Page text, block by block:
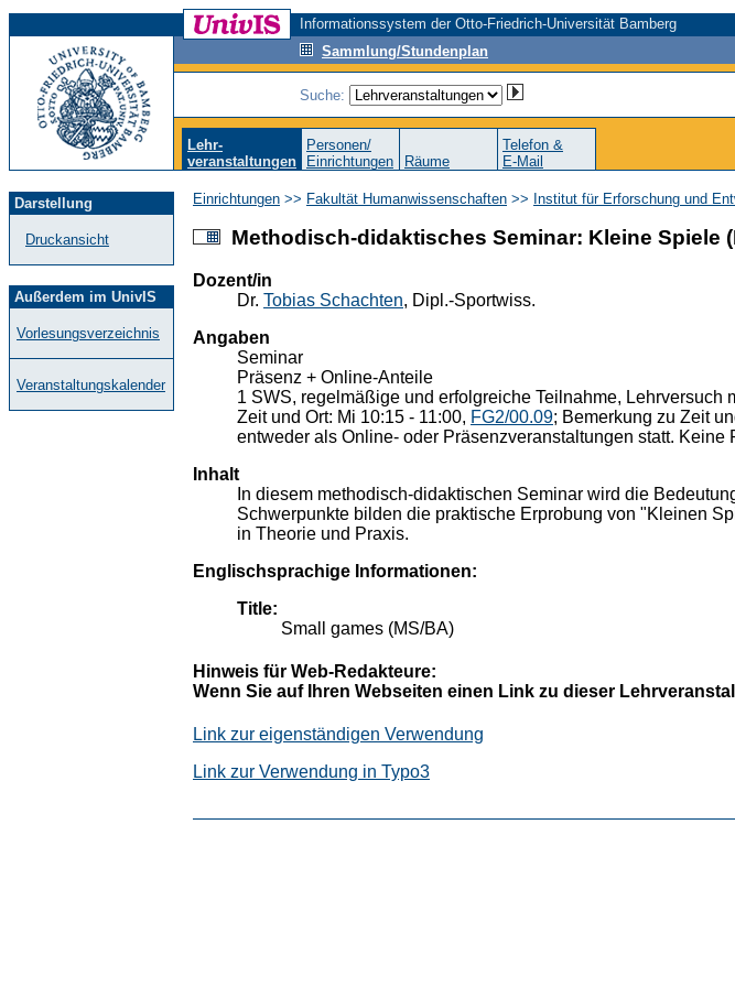
Informationssystem der Otto-Friedrich-Universität Bamberg
Sammlung/Stundenplan
Suche:
Lehr-
veranstaltungen
Personen/
Einrichtungen
Räume
Telefon &
E-Mail
Darstellung
Druckansicht
Außerdem im UnivIS
Vorlesungsverzeichnis
Veranstaltungskalender
Einrichtungen >> Fakultät Humanwissenschaften >> Institut für Erforschung und
Methodisch-didaktisches Seminar: Kleine Spiele
Dozent/in
Dr. Tobias Schachten, Dipl.-Sportwiss.
Angaben
Seminar
Präsenz + Online-Anteile
1 SWS, regelmäßige und erfolgreiche Teilnahme, Lehrversuch
Zeit und Ort: Mi 10:15 - 11:00, FG2/00.09; Bemerkung zu Zeit
entweder als Online- oder Präsenzveranstaltungen statt.
Inhalt
In diesem methodisch-didaktischen Seminar wird die
Schwerpunkte bilden die praktische Erprobung von "Kleinen
in Theorie und Praxis.
Englischsprachige Informationen:
Title:
Small games (MS/BA)
Hinweis für Web-Redakteure:
Wenn Sie auf Ihren Webseiten einen Link zu dieser
Link zur eigenständigen Verwendung
Link zur Verwendung in Typo3